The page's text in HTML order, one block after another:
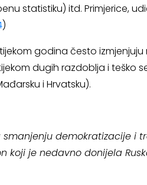
statistiku) itd. Primjerice,
)
godina često izmjenjuju
dugih razdoblja i teško
i Hrvatsku).
demokratizacije i
je nedavno donijela